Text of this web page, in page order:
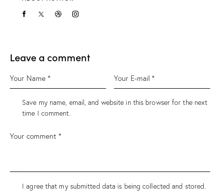
Leave a comment
Save my name, email, and website in this browser for the next
time I comment.
I agree that my submitted data is beingcollected and stored.